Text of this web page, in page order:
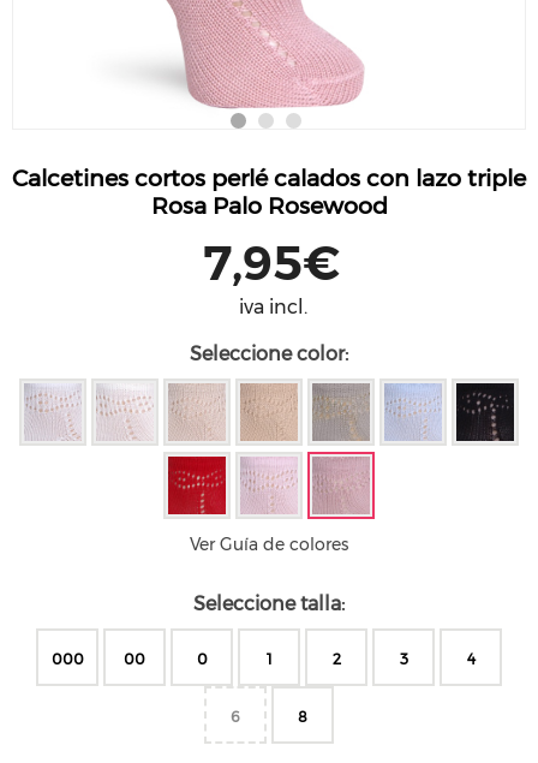
Calcetines cortos perlé calados con lazo triple
Rosa Palo Rosewood
7,95€
iva incl.
Seleccione color:
Ver Guía de colores
Seleccione talla:
000 00 0 1 2 3 4
6 8